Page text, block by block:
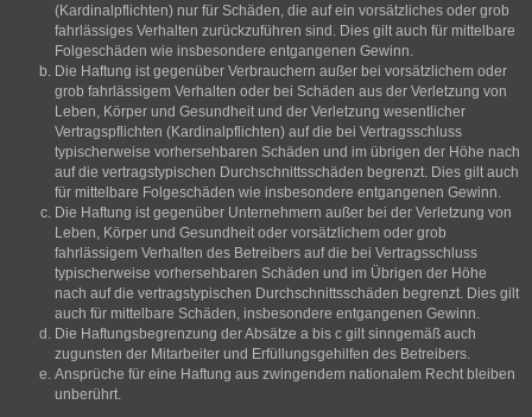
(Kardinalpflichten) nur für Schäden, die auf ein vorsätzliches oder grob
fahrlässiges Verhalten zurückzuführen sind. Dies gilt auch für mittelbare
Folgeschäden wie insbesondere entgangenen Gewinn.
Die Haftung ist gegenüber Verbrauchern außer bei vorsätzlichem oder
grob fahrlässigem Verhalten oder bei Schäden aus der Verletzung von
Leben, Körper und Gesundheit und der Verletzung wesentlicher
Vertragspflichten (Kardinalpflichten) auf die bei Vertragsschluss
typischerweise vorhersehbaren Schäden und im übrigen der Höhe nach
auf die vertragstypischen Durchschnittsschäden begrenzt. Dies gilt auch
für mittelbare Folgeschäden wie insbesondere entgangenen Gewinn.
Die Haftung ist gegenüber Unternehmern außer bei der Verletzung von
Leben, Körper und Gesundheit oder vorsätzlichem oder grob
fahrlässigem Verhalten des Betreibers auf die bei Vertragsschluss
typischerweise vorhersehbaren Schäden und im Übrigen der Höhe
nach auf die vertragstypischen Durchschnittsschäden begrenzt. Dies gilt
auch für mittelbare Schäden, insbesondere entgangenen Gewinn.
Die Haftungsbegrenzung der Absätze a bis c gilt sinngemäß auch
zugunsten der Mitarbeiter und Erfüllungsgehilfen des Betreibers.
Ansprüche für eine Haftung aus zwingendem nationalem Recht bleiben
unberührt.